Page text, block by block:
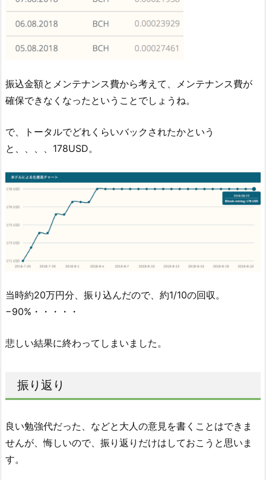
振込金額とメンテナンス費から考えて、メンテナンス費が
確保できなくなったということでしょうね。
で、トータルでどれくらいバックされたかという
と、、、、178USD。
当時約20万円分、振り込んだので、約1/10の回収。
−90%・・・・・
悲しい結果に終わってしまいました。
振り返り
良い勉強代だった、などと大人の意見を書くことはできま
せんが、悔しいので、振り返りだけはしておこうと思いま
す。